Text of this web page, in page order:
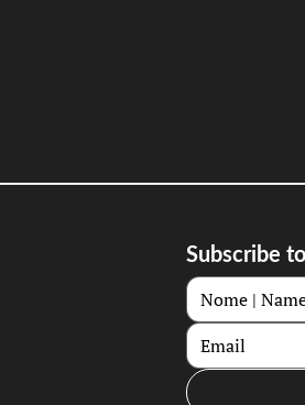
Subscribe